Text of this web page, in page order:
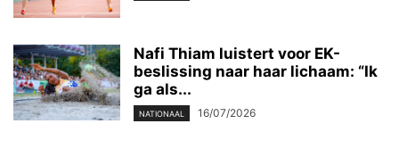
Nafi Thiam luistert voor EK-
beslissing naar haar lichaam: “Ik
ga als...
NATIONAAL 16/07/2026